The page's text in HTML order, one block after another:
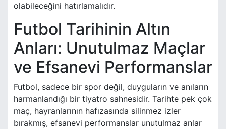
olabileceğini hatırlamalıdır.
Futbol Tarihinin Altın
Anları: Unutulmaz Maçlar
ve Efsanevi Performanslar
Futbol, sadece bir spor değil, duyguların ve anıların
harmanlandığı bir tiyatro sahnesidir. Tarihte pek çok
maç, hayranlarının hafızasında silinmez izler
bırakmış, efsanevi performanslar unutulmaz anlar